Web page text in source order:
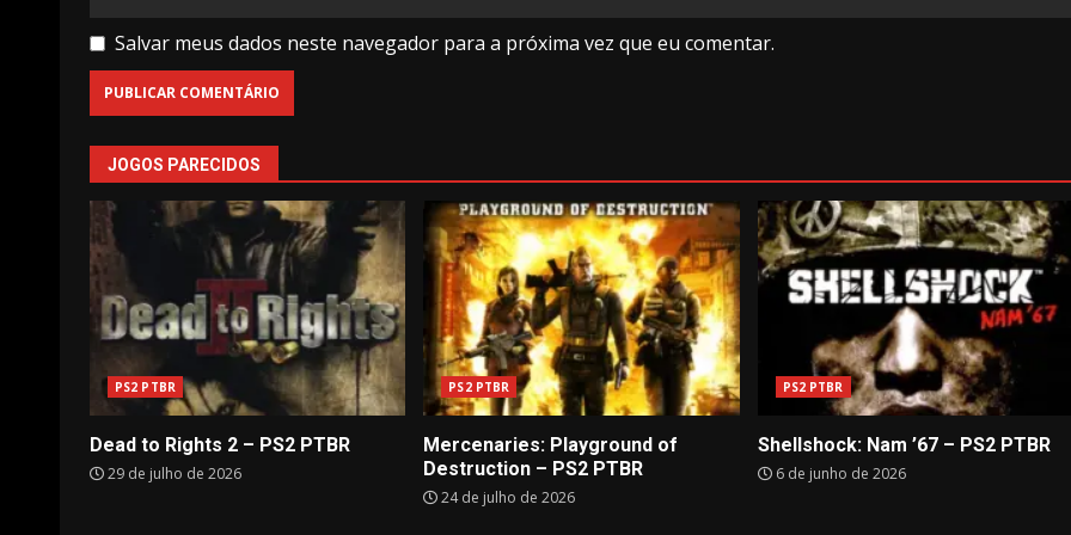
Salvar meus dados neste navegador para a próxima vez que eu comentar.
JOGOS PARECIDOS
PS2 PTBR
Dead to Rights 2 – PS2 PTBR
29 de julho de 2026
PS2 PTBR
Mercenaries: Playground of
Destruction – PS2 PTBR
24 de julho de 2026
PS2 PTBR
Shellshock: Nam ’67 – PS2 PTBR
6 de junho de 2026